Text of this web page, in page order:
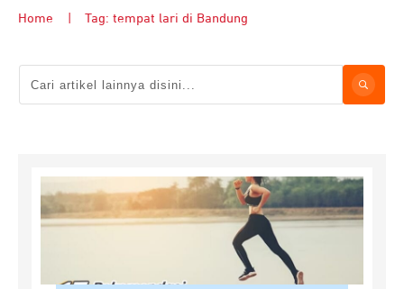
Home Tag: tempat lari di Bandung